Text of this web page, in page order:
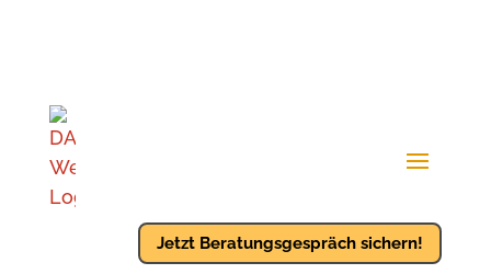
Jetzt Beratungsgespräch sichern!